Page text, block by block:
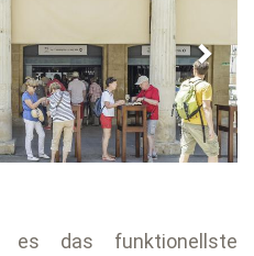
es das funktionellste